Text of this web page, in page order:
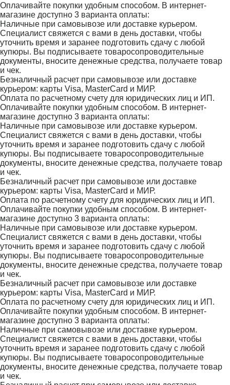
Оплачивайте покупки удобным способом. В интернет-
магазине доступно 3 варианта оплаты:
Наличные при самовывозе или доставке курьером.
Специалист свяжется с вами в день доставки, чтобы
уточнить время и заранее подготовить сдачу с любой
купюры. Вы подписываете товаросопроводительные
документы, вносите денежные средства, получаете товар
и чек.
Безналичный расчет при самовывозе или доставке
курьером: карты Visa, MasterCard и МИР.
Оплата по расчетному счету для юридических лиц и ИП.
Оплачивайте покупки удобным способом. В интернет-
магазине доступно 3 варианта оплаты:
Наличные при самовывозе или доставке курьером.
Специалист свяжется с вами в день доставки, чтобы
уточнить время и заранее подготовить сдачу с любой
купюры. Вы подписываете товаросопроводительные
документы, вносите денежные средства, получаете товар
и чек.
Безналичный расчет при самовывозе или доставке
курьером: карты Visa, MasterCard и МИР.
Оплата по расчетному счету для юридических лиц и ИП.
Оплачивайте покупки удобным способом. В интернет-
магазине доступно 3 варианта оплаты:
Наличные при самовывозе или доставке курьером.
Специалист свяжется с вами в день доставки, чтобы
уточнить время и заранее подготовить сдачу с любой
купюры. Вы подписываете товаросопроводительные
документы, вносите денежные средства, получаете товар
и чек.
Безналичный расчет при самовывозе или доставке
курьером: карты Visa, MasterCard и МИР.
Оплата по расчетному счету для юридических лиц и ИП.
Оплачивайте покупки удобным способом. В интернет-
магазине доступно 3 варианта оплаты:
Наличные при самовывозе или доставке курьером.
Специалист свяжется с вами в день доставки, чтобы
уточнить время и заранее подготовить сдачу с любой
купюры. Вы подписываете товаросопроводительные
документы, вносите денежные средства, получаете товар
и чек.